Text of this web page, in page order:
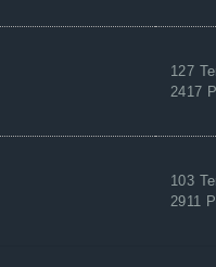
127
2417
103
2911